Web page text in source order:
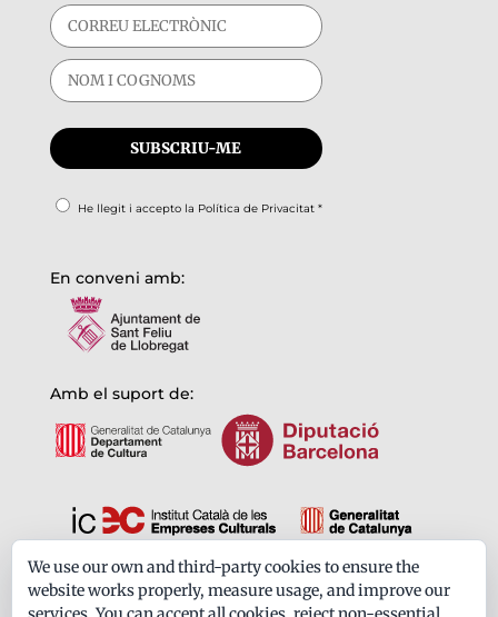
He llegit i accepto la Política de Privacitat*
En conveni amb:
Amb el suport de:
Formem part de:
We use our own and third-party cookies to ensure the
website works properly, measure usage, and improve our